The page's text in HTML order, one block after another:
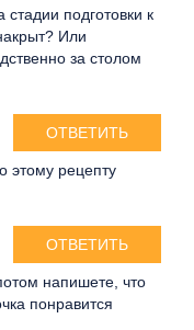
подготовки к
Или
за столом
этому рецепту
ОТВЕТИТЬ
напишете, что
понравится
ОТВЕТИТЬ